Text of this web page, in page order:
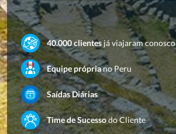
40.000 clientes já viajaram conosco
Equipe própriano Peru
Saídas Diárias
Time de Sucessodo Cliente